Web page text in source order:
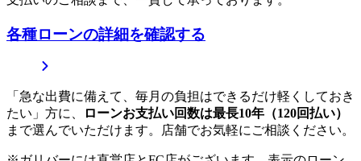
各種ローンの詳細を確認する
「急な出費に備えて、毎月の負担はできるだけ軽くしておき
たい」方に、
ローンお支払い回数は最長10年（120回払い）
まで選んでいただけます。店舗でお気軽にご相談ください。